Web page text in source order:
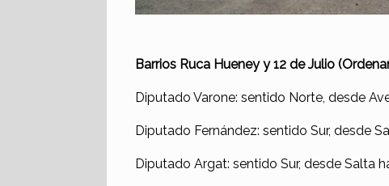
Barrios Ruca Hueney y 12 de Julio
Diputado Varone: sentido Norte, desde
Diputado Fernández: sentido Sur, desde
Diputado Argat: sentido Sur, desde Salta